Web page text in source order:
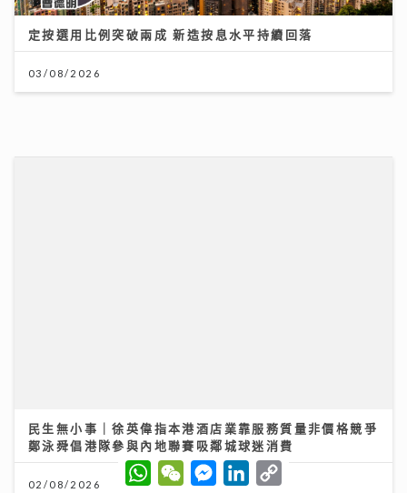
定按選用比例突破兩成 新造按息水平持續回落
03/08/2026
W
h
W
e
M
e
L
C